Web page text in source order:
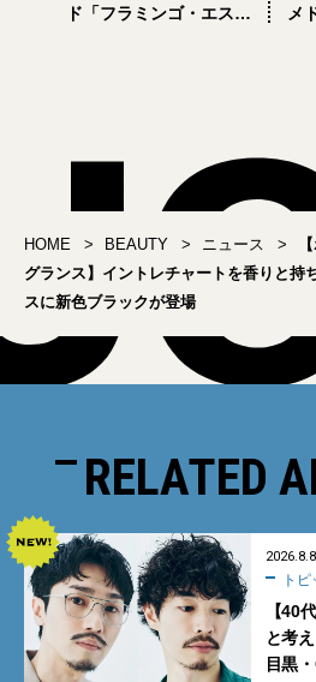
ド「フラミンゴ・エステ
メ
HOME BEAUTY ニュース
グランス】イントレチャートを香りと持
スに新色ブラックが登場
RELATED
2026.8.8
トピ
【40
と考
目黒